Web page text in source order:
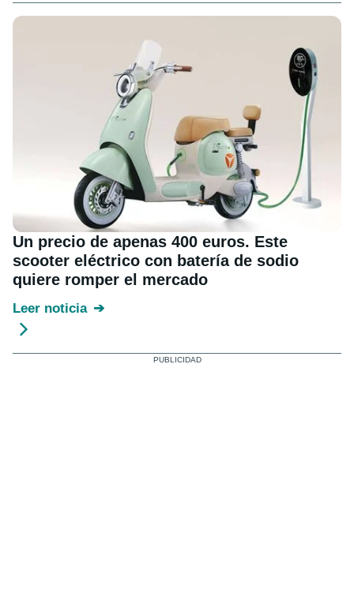
Un precio de apenas 400 euros. Este
scooter eléctrico con batería de sodio
quiere romper el mercado
Leer noticia